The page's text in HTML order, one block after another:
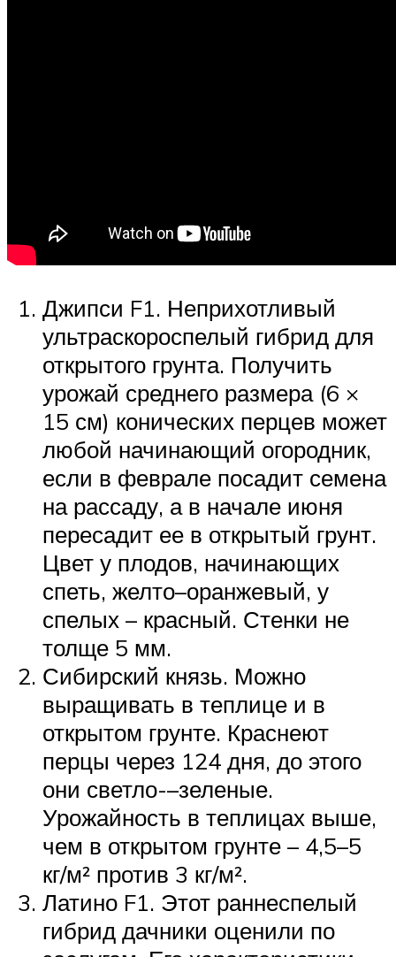
Джипси F1. Неприхотливый
ультраскороспелый гибрид для
открытого грунта. Получить
урожай среднего размера (6 ×
15 см) конических перцев может
любой начинающий огородник,
если в феврале посадит семена
на рассаду, а в начале июня
пересадит ее в открытый грунт.
Цвет у плодов, начинающих
спеть, желто–оранжевый, у
спелых – красный. Стенки не
толще 5 мм.
Сибирский князь. Можно
выращивать в теплице и в
открытом грунте. Краснеют
перцы через 124 дня, до этого
они светло-–зеленые.
Урожайность в теплицах выше,
чем в открытом грунте – 4,5–5
кг/м² против 3 кг/м².
Латино F1. Этот раннеспелый
гибрид дачники оценили по